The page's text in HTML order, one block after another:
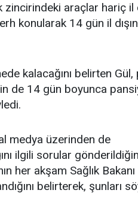
araçlar hariç il
konularak 14 gün il dışına
kalacağını belirten
de 14 gün boyunca
medya üzerinden de
ilgili sorular
her akşam Sağlık Bakanı
belirterek, şunları